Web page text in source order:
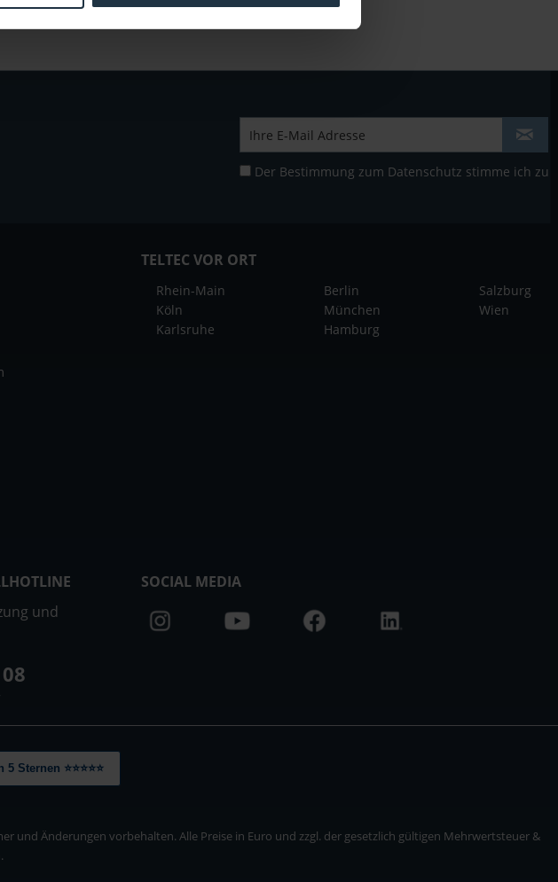
Der Bestimmung zum Datenschutz stimme ich zu
TELTEC VOR ORT
Rhein-Main
Köln
Karlsruhe
Berlin
München
Hamburg
Salzburg
Wien
und
SOCIAL MEDIA
⭐⭐⭐⭐⭐
und Änderungen vorbehalten. Alle Preise in Euro und zzgl. der gesetzlich gültigen Mehrwertsteuer &